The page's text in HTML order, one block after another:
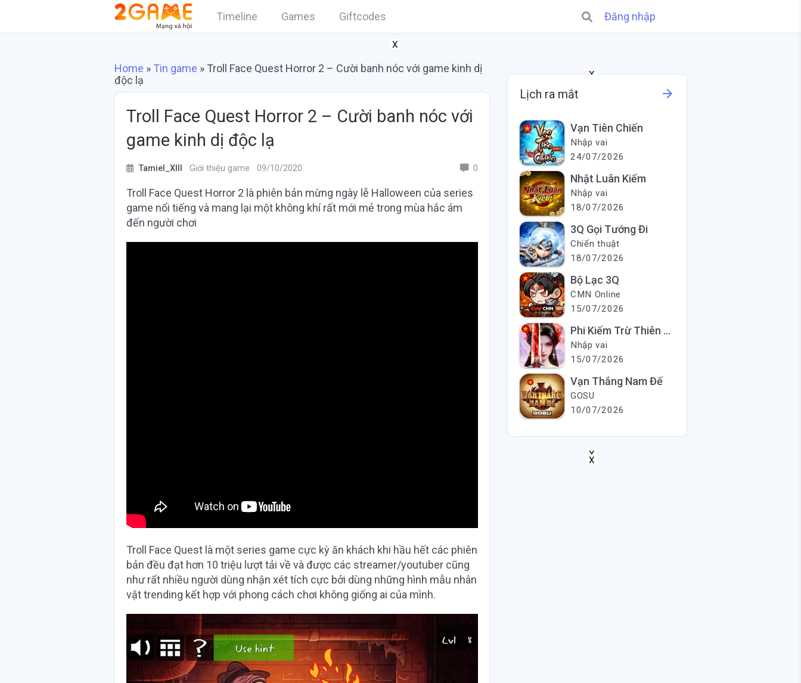
Timeline Games Giftcodes Đăng nhập
X
X
Lịch ra mắt arrow_forward
Vạn Tiên Chiến
Nhập vai
24/07/2026
Nhật Luân Kiếm
Nhập vai
18/07/2026
3Q Gọi Tướng Đi
Chiến thuật
18/07/2026
Bộ Lạc 3Q
CMN Online
15/07/2026
Phi Kiếm Trừ Thiên Ma
Nhập vai
15/07/2026
Vạn Thắng Nam Đế
GOSU
10/07/2026
X
X
Home » Tin game » Troll Face Quest Horror 2 – Cười banh nóc với game kinh dị
độc lạ
Troll Face Quest Horror 2 – Cười banh nóc với
game kinh dị độc lạ
Tamiel_XIII Giới thiệu game 09/10/2020 0
Troll Face Quest Horror 2 là phiên bản mừng ngày lễ Halloween của series
game nổi tiếng và mang lại một không khí rất mới mẻ trong mùa hắc ám
đến người chơi
Troll Face Quest là một series game cực kỳ ăn khách khi hầu hết các phiên
bản đều đạt hơn 10 triệu lượt tải về và được các streamer/youtuber cũng
như rất nhiều người dùng nhận xét tích cực bởi dùng những hình mẫu nhân
vật trending kết hợp với phong cách chơi không giống ai của mình.